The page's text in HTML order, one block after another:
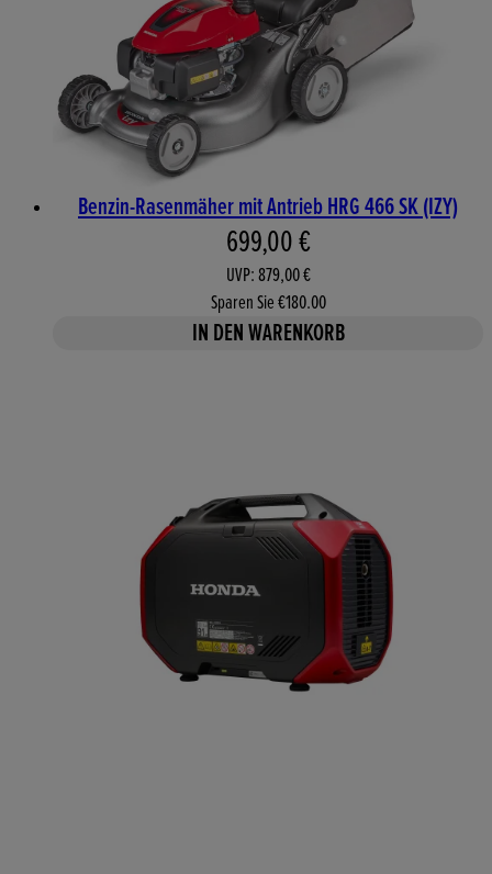
Benzin-Rasenmäher mit Antrieb HRG 466 SK (IZY)
Aktueller Preis: 699,00 €.
699,00 €
UVP: 879,00 €
Sparen Sie €180.00
IN DEN WARENKORB